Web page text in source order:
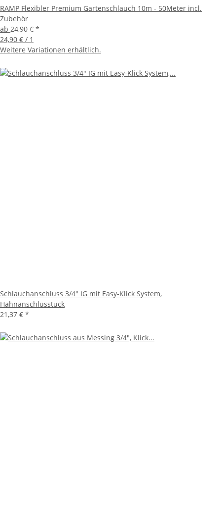
RAMP Flexibler Premium Gartenschlauch 10m - 50Meter incl.
Zubehör
ab 24,90 € *
24,90 € / 1
Weitere Variationen erhältlich.
Schlauchanschluss 3/4" IG mit Easy-Klick System,
Hahnanschlusstück
21,37 € *